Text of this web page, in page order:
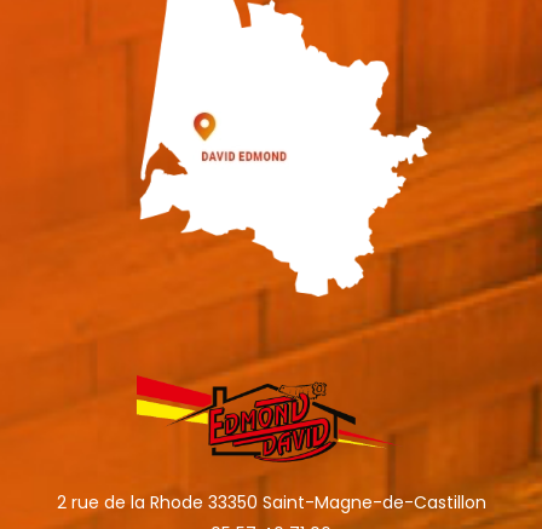
2 rue de la Rhode 33350 Saint-Magne-de-Castillon